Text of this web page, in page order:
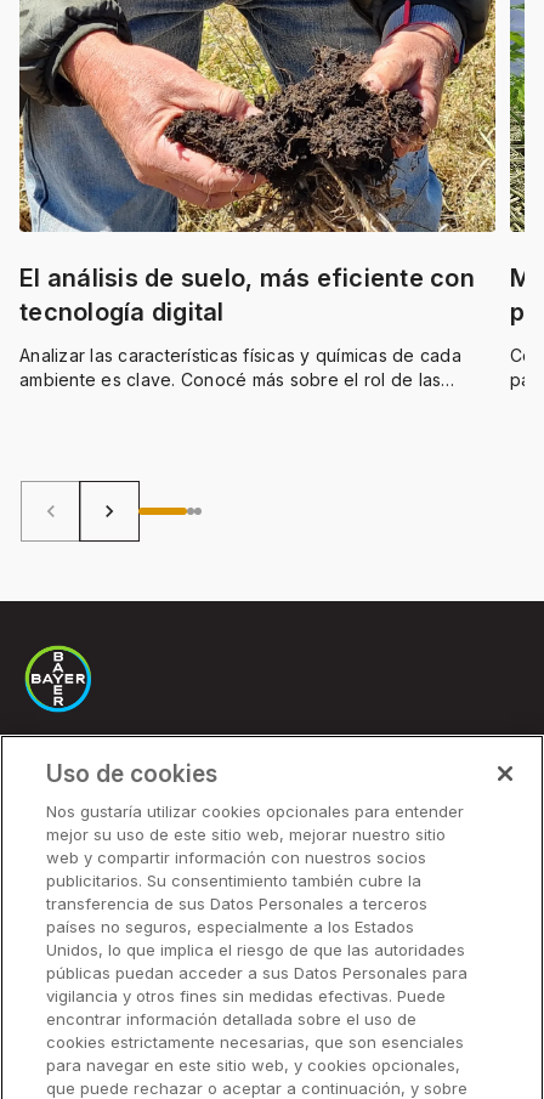
El análisis de suelo, más eficiente con
tecnología digital
Analizar las características físicas y químicas de cada
ambiente es clave. Conocé más sobre el rol de las
keyboard_arrow_left keyboard_arrow_right
Soluciones
Precios
Socios
Soluciones
Recursos
Uso de cookies
Nos gustaría utilizar cookies opcionales para entender
mejor su uso de este sitio web, mejorar nuestro sitio
web y compartir información con nuestros socios
publicitarios. Su consentimiento también cubre la
transferencia de sus Datos Personales a terceros
países no seguros, especialmente a los Estados
Unidos, lo que implica el riesgo de que las autoridades
públicas puedan acceder a sus Datos Personales para
vigilancia y otros fines sin medidas efectivas. Puede
encontrar información detallada sobre el uso de
cookies estrictamente necesarias, que son esenciales
para navegar en este sitio web, y cookies opcionales,
que puede rechazar o aceptar a continuación, y sobre